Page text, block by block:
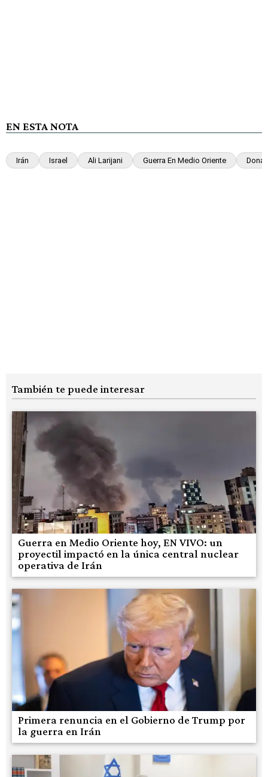
EN ESTA NOTA
Irán Israel Ali Larijani Guerra En Medio Oriente
También te puede interesar
Guerra en Medio Oriente hoy, EN VIVO: un
proyectil impactó en la única central nuclear
operativa de Irán
Primera renuncia en el Gobierno de Trump por
la guerra en Irán